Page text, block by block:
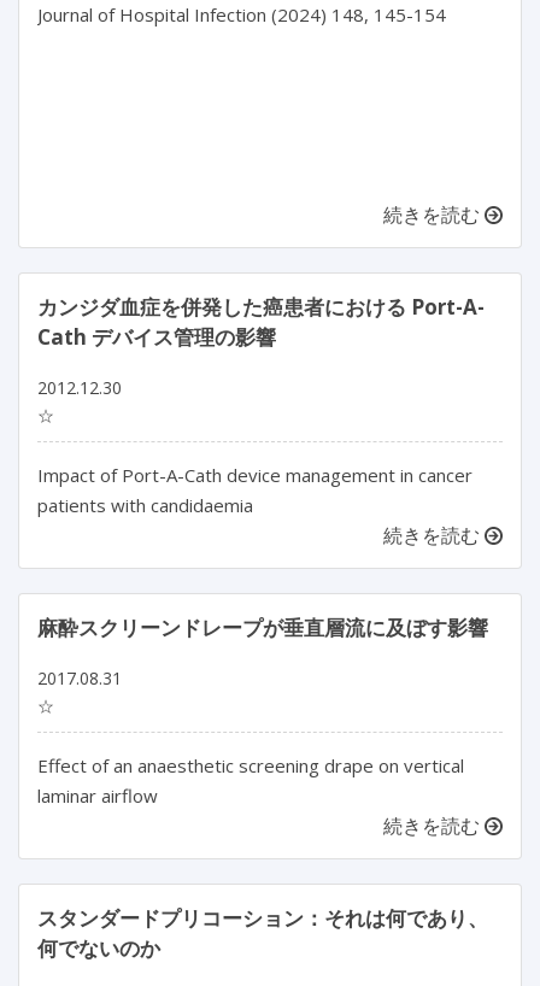
Journal of Hospital Infection (2024) 148, 145-154
続きを読む
カンジダ血症を併発した癌患者における Port-A-
Cath デバイス管理の影響
2012.12.30
☆
Impact of Port-A-Cath device management in cancer
patients with candidaemia
続きを読む
麻酔スクリーンドレープが垂直層流に及ぼす影響
2017.08.31
☆
Effect of an anaesthetic screening drape on vertical
laminar airflow
続きを読む
スタンダードプリコーション：それは何であり、
何でないのか